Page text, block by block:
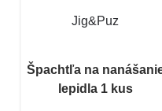
Jig&Puz
Špachtľa na
lepidla 1 kus